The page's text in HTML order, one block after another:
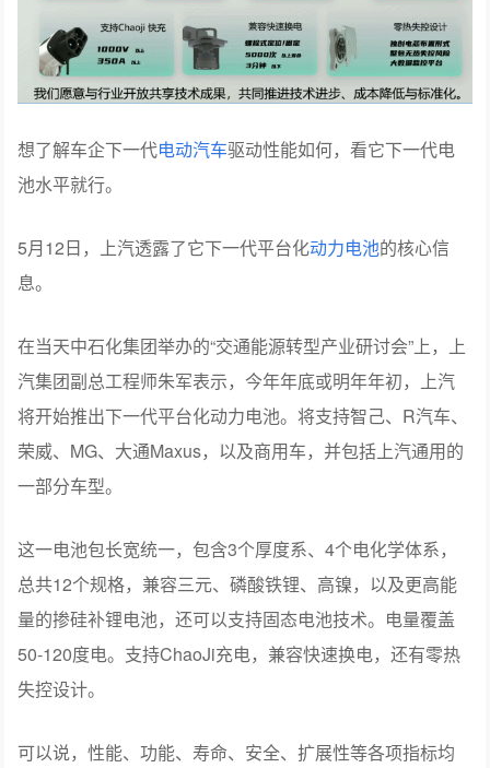
想了解车企下一代电动汽车驱动性能如何，看它下一代电
池水平就行。
5月12日，上汽透露了它下一代平台化动力电池的核心信
息。
在当天中石化集团举办的“交通能源转型产业研讨会”上，上
汽集团副总工程师朱军表示，今年年底或明年年初，上汽
将开始推出下一代平台化动力电池。将支持智己、R汽车、
荣威、MG、大通Maxus，以及商用车，并包括上汽通用的
一部分车型。
这一电池包长宽统一，包含3个厚度系、4个电化学体系，
总共12个规格，兼容三元、磷酸铁锂、高镍，以及更高能
量的掺硅补锂电池，还可以支持固态电池技术。电量覆盖
50-120度电。支持ChaoJi充电，兼容快速换电，还有零热
失控设计。
可以说，性能、功能、寿命、安全、扩展性等各项指标均